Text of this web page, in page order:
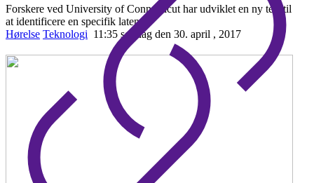
Forskere ved University of Connecticut har udviklet en ny test til
at identificere en specifik laten
Hørelse Teknologi 11:35 søndag den 30. april , 2017